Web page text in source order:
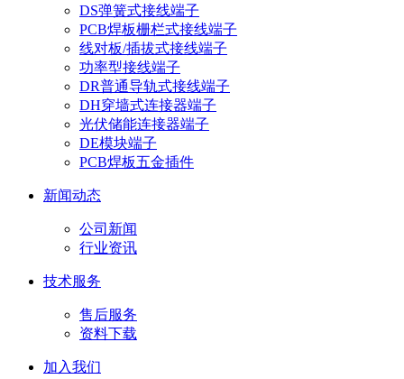
DS弹簧式接线端子
PCB焊板栅栏式接线端子
线对板/插拔式接线端子
功率型接线端子
DR普通导轨式接线端子
DH穿墙式连接器端子
光伏储能连接器端子
DE模块端子
PCB焊板五金插件
新闻动态
公司新闻
行业资讯
技术服务
售后服务
资料下载
加入我们